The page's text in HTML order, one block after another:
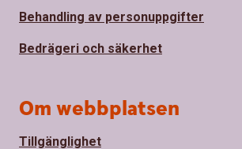
Behandling av personuppgifter
Bedrägeri och säkerhet
Om webbplatsen
Tillgänglighet